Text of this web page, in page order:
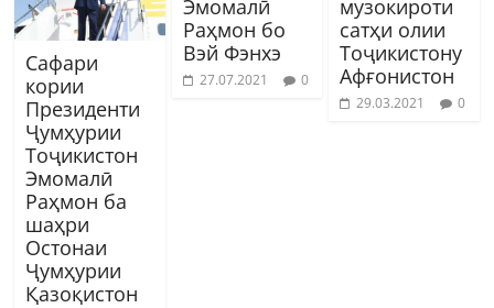
Сафари
кории
Президенти
Ҷумҳурии
Тоҷикистон
Эмомалӣ
Раҳмон ба
шаҳри
Остонаи
Ҷумҳурии
Қазоқистон
Эмомалӣ
Раҳмон бо
Вэй Фэнхэ
27.07.2021 0
музокироти
сатҳи олии
Тоҷикистону
Афғонистон
29.03.2021 0